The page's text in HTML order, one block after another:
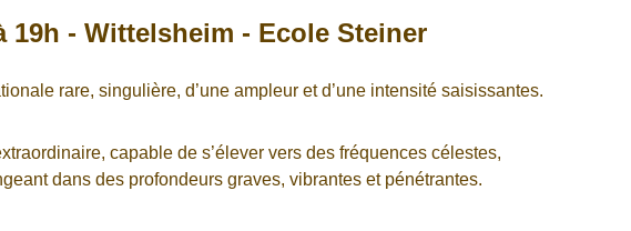
19h - Wittelsheim - Ecole Steiner
rare, singulière, d’une ampleur et d’une intensité saisissantes.
capable de s’élever vers des fréquences célestes,
dans des profondeurs graves, vibrantes et pénétrantes.